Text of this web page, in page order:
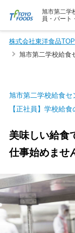
旭市第二学
員・パート
株式会社東洋食品TOP
旭市第二学校給食
旭市第二学校給食セ
【正社員】学校給
美味しい給食
仕事始めませ